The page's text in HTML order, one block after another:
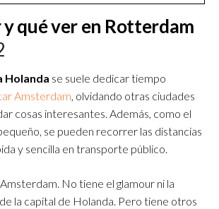
y qué ver en Rotterdam
Holanda se suele dedicar tiempo
Amsterdam, olvidando otras ciudades
cosas interesantes. Además, como el
se pueden recorrer las distancias
y sencilla en transporte público.
No tiene el glamour ni la
la capital de Holanda. Pero tiene otros